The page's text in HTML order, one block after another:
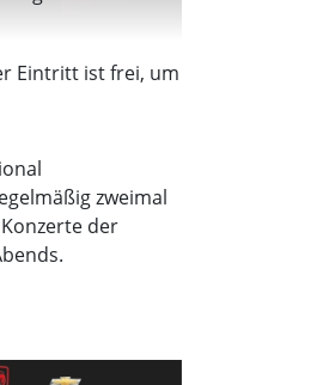
Eintritt ist frei, um
zweimal
der